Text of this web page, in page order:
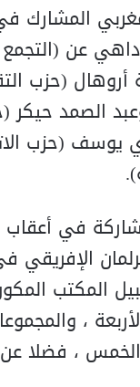
المشارك
عن
أروهال (حزب
الصمد حيكر
يوسف (حزب
في أعقاب
المكتب
،
، فضلا عن